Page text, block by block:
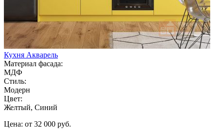
Кухня Акварель
Материал фасада:
МДФ
Стиль:
Модерн
Цвет:
Желтый, Синий
Цена: от 32 000 руб.